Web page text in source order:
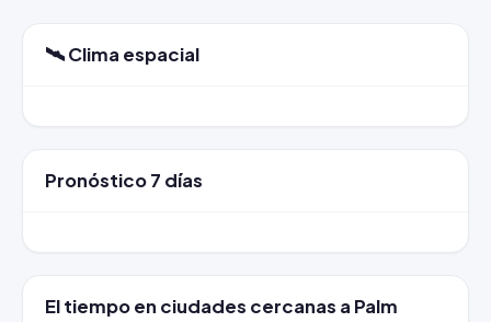
🛰️ Clima espacial
Pronóstico 7 días
El tiempo en ciudades cercanas a Palm